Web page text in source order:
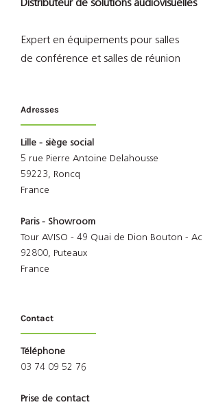
Distributeur de solutions audiovisuelles
Expert en équipements pour salles
de conférence et salles de réunion
Adresses
Lille - siège social
5 rue Pierre Antoine Delahousse
59223, Roncq
France
Paris - Showroom
Tour AVISO - 49 Quai de Dion Bouton -
92800, Puteaux
France
Contact
Téléphone
03 74 09 52 76
Prise de contact